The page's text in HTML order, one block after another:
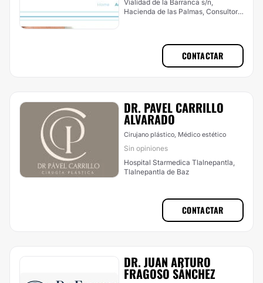
Vialidad de la Barranca s/n,
Hacienda de las Palmas, Consultorio
CONTACTAR
DR. PAVEL CARRILLO
ALVARADO
Cirujano plástico, Médico estético
Sin opiniones
Hospital Starmedica Tlalnepantla,
Tlalnepantla de Baz
CONTACTAR
DR. JUAN ARTURO
FRAGOSO SÁNCHEZ